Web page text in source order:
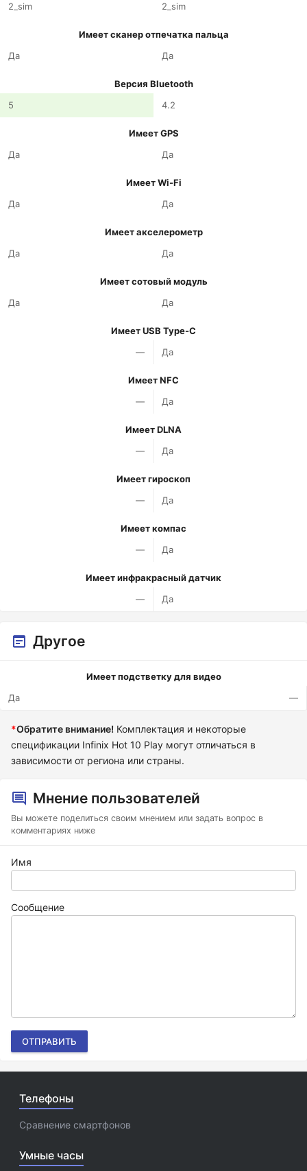
2_sim
2_sim
Имеет сканер отпечатка пальца
Да
Да
Версия Bluetooth
5
4.2
Имеет GPS
Да
Да
Имеет Wi-Fi
Да
Да
Имеет акселерометр
Да
Да
Имеет сотовый модуль
Да
Да
Имеет USB Type-C
—
Да
Имеет NFC
—
Да
Имеет DLNA
—
Да
Имеет гироскоп
—
Да
Имеет компас
—
Да
Имеет инфракрасный датчик
—
Да
Другое
Имеет подстветку для видео
Да
—
*Обратите внимание! Комплектация и некоторые
спецификации Infinix Hot 10 Play могут отличаться в
зависимости от региона или страны.
Мнение пользователей
Вы можете поделиться своим мнением или задать вопрос в
комментариях ниже
Имя
Сообщение
ОТПРАВИТЬ
Телефоны
Сравнение смартфонов
Умные часы